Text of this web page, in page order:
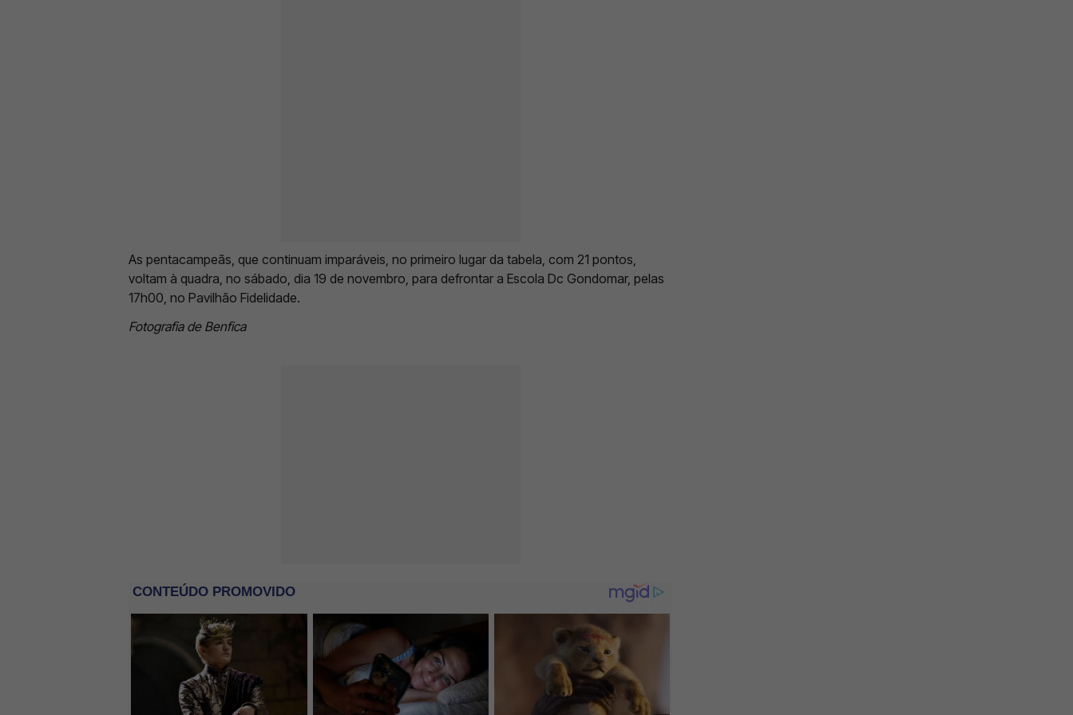
As pentacampeãs, que continuam imparáveis, no primeiro lugar da tabela, com 21 pontos,
voltam à quadra, no sábado, dia 19 de novembro, para defrontar a Escola Dc Gondomar, pelas
17h00, no Pavilhão Fidelidade.
Fotografia de Benfica